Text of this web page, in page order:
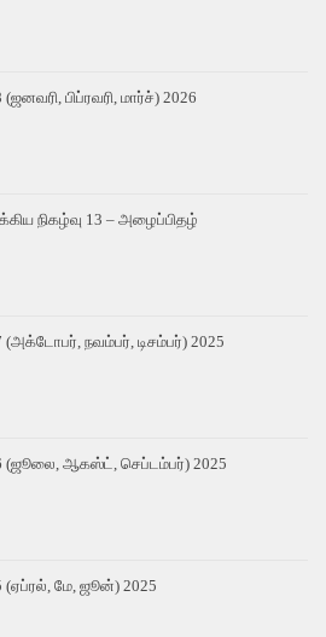
பிப்ரவரி, மார்ச்) 2026
நிகழ்வு 13 – அழைப்பிதழ்
(அக்டோபர், நவம்பர், டிசம்பர்) 2025
(ஜூலை, ஆகஸ்ட், செப்டம்பர்) 2025
(ஏப்ரல், மே, ஜூன்) 2025